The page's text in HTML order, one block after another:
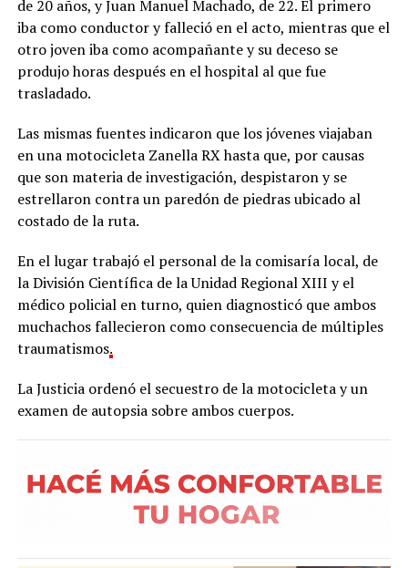
de 20 años, y Juan Manuel Machado, de 22. El primero
iba como conductor y falleció en el acto, mientras que el
otro joven iba como acompañante y su deceso se
produjo horas después en el hospital al que fue
trasladado.
Las mismas fuentes indicaron que los jóvenes viajaban
en una motocicleta Zanella RX hasta que, por causas
que son materia de investigación, despistaron y se
estrellaron contra un paredón de piedras ubicado al
costado de la ruta.
En el lugar trabajó el personal de la comisaría local, de
la División Científica de la Unidad Regional XIII y el
médico policial en turno, quien diagnosticó que ambos
muchachos fallecieron como consecuencia de múltiples
traumatismos.
La Justicia ordenó el secuestro de la motocicleta y un
examen de autopsia sobre ambos cuerpos.